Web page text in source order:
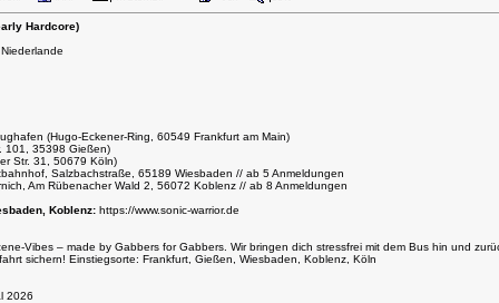
Hardcore)
(Hugo-Eckener-Ring, 60549 Frankfurt am Main)
101, 35398 Gießen)
Str. 31, 50679 Köln)
Salzbachstraße, 65189 Wiesbaden // ab 5 Anmeldungen
Am Rübenacher Wald 2, 56072 Koblenz // ab 8 Anmeldungen
Koblenz: https://www.sonic-warrior.de
Vibes – made by Gabbers for Gabbers. Wir bringen dich stressfrei mit dem Bus hin und
sichern! Einstiegsorte: Frankfurt, Gießen, Wiesbaden, Koblenz, Köln
2026